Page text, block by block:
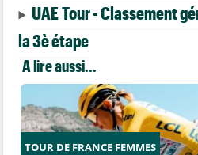
UAE Tour - Classement
la 3è étape
A lire aussi...
TOUR DE FRANCE FEMMES